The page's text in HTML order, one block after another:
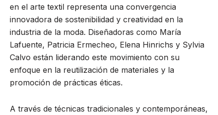
en el arte textil representa una convergencia
innovadora de sostenibilidad y creatividad en la
industria de la moda. Diseñadoras como María
Lafuente, Patricia Ermecheo, Elena Hinrichs y Sylvia
Calvo están liderando este movimiento con su
enfoque en la reutilización de materiales y la
promoción de prácticas éticas.
A través de técnicas tradicionales y contemporáneas,